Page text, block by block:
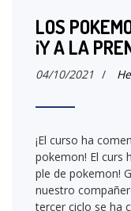
LOS
¡Y A LA
04/10/2021 /
¡El curso ha
pokemon! El curs
ple de pokemon!
nuestro
tercer ciclo se ha